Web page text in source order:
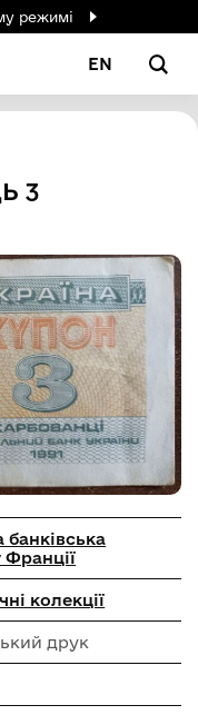
режимі
EN
3
банківська
колекції
друк